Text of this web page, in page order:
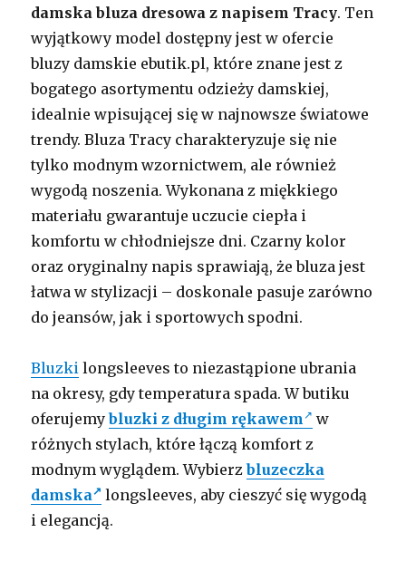
damska bluza dresowa z napisem Tracy. Ten
wyjątkowy model dostępny jest w ofercie
bluzy damskie ebutik.pl, które znane jest z
bogatego asortymentu odzieży damskiej,
idealnie wpisującej się w najnowsze światowe
trendy. Bluza Tracy charakteryzuje się nie
tylko modnym wzornictwem, ale również
wygodą noszenia. Wykonana z miękkiego
materiału gwarantuje uczucie ciepła i
komfortu w chłodniejsze dni. Czarny kolor
oraz oryginalny napis sprawiają, że bluza jest
łatwa w stylizacji – doskonale pasuje zarówno
do jeansów, jak i sportowych spodni.
Bluzki longsleeves to niezastąpione ubrania
na okresy, gdy temperatura spada. W butiku
oferujemybluzki z długim rękawem
w
różnych stylach, które łączą komfort z
modnym wyglądem. Wybierzbluzeczka
damska
longsleeves, aby cieszyć się wygodą
i elegancją.